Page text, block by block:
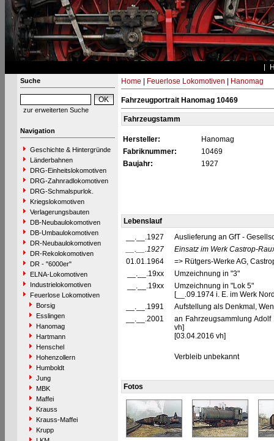
Suche
zur erweiterten Suche
Navigation
Geschichte & Hintergründe
Länderbahnen
DRG-Einheitslokomotiven
DRG-Zahnradlokomotiven
DRG-Schmalspurlok.
Kriegslokomotiven
Verlagerungsbauten
DB-Neubaulokomotiven
DB-Umbaulokomotiven
DR-Neubaulokomotiven
DR-Rekolokomotiven
DR - "6000er"
ELNA-Lokomotiven
Industrielokomotiven
Feuerlose Lokomotiven
Borsig
Esslingen
Hanomag
Hartmann
Henschel
Hohenzollern
Humboldt
Jung
MBK
Maffei
Krauss
Krauss-Maffei
Krupp
Home Feuerlose Lokomotiven Hanomag
Fahrzeugportrait Hanomag 10469
Fahrzeugstamm
Hersteller:
Hanomag
Fabriknummer:
10469
Baujahr:
1927
Lebenslauf
__.__.1927
Auslieferung an GfT -
__.__.1927
Einsatz im Werk Castrop-
01.01.1964
=> Rütgers-Werke AG,
__.__.19xx
Umzeichnung in "3"
__.__.19xx
Umzeichnung in "Lok 5"
[__.09.1974 i. E. im Werk
__.__.1991
Aufstellung als Denkmal,
__.__.2001
an Fahrzeugsammlung
vh]
[03.04.2016 vh]
Verbleib unbekannt
Fotos